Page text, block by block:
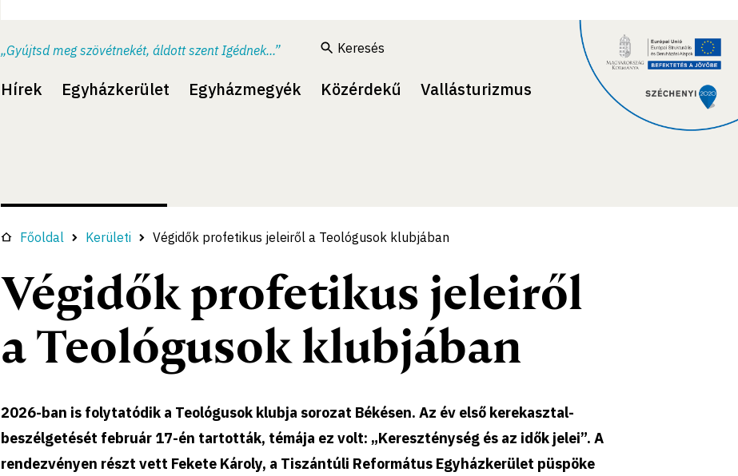
„Gyújtsd meg szövétnekét, áldott szent Igédnek...” Keresés
Hírek Egyházkerület Egyházmegyék Közérdekű Vallásturizmus
Főoldal Kerületi Végidők profetikus jeleiről a Teológusok klubjában
Végidők profetikus jeleiről
a Teológusok klubjában
2026-ban is folytatódik a Teológusok klubja sorozat Békésen. Az év első kerekasztal-
beszélgetését február 17-én tartották, témája ez volt: „Kereszténység és az idők jelei”. A
rendezvényen részt vett Fekete Károly, a Tiszántúli Református Egyházkerület püspöke